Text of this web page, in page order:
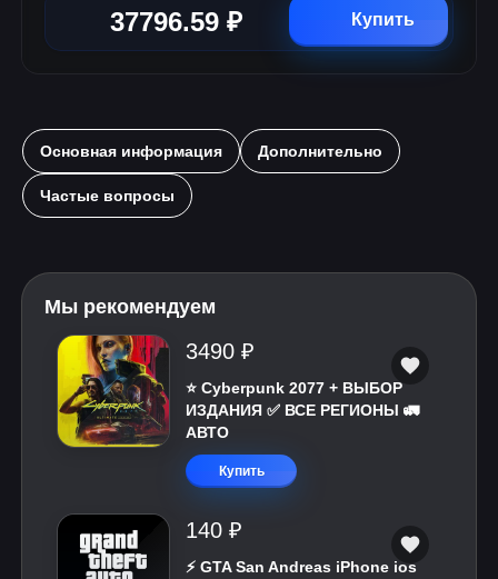
37796.59 ₽ Купить
Основная информация Дополнительно
Частые вопросы
Мы рекомендуем
3490 ₽
⭐ Cyberpunk 2077 + ВЫБОР
ИЗДАНИЯ ✅ ВСЕ РЕГИОНЫ 🚛
АВТО
Купить
140 ₽
⚡️ GTA San Andreas iPhone ios